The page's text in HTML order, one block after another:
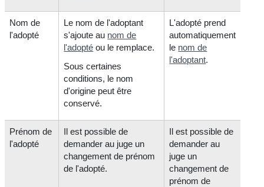
Nom de
l'adopté
Le nom de l'adoptant
s'ajoute au nom de
l'adopté ou le remplace.
Sous certaines
conditions, le nom
d'origine peut être
conservé.
L'adopté prend
automatiquement
le nom de
l'adoptant.
Prénom de
l'adopté
Il est possible de
demander au juge un
changement de prénom
de l'adopté.
Il est possible de
demander au
juge un
changement de
prénom de